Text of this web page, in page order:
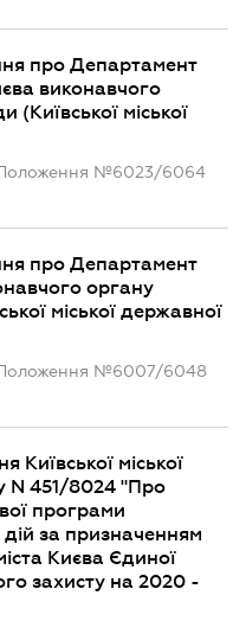
про Департамент
виконавчого
(Київської міської
Положення №6023/6064
про Департамент
органу
міської державної
Положення №6007/6048
Київської міської
N 451/8024 "Про
програми
за призначенням
Києва Єдиної
захисту на 2020 -